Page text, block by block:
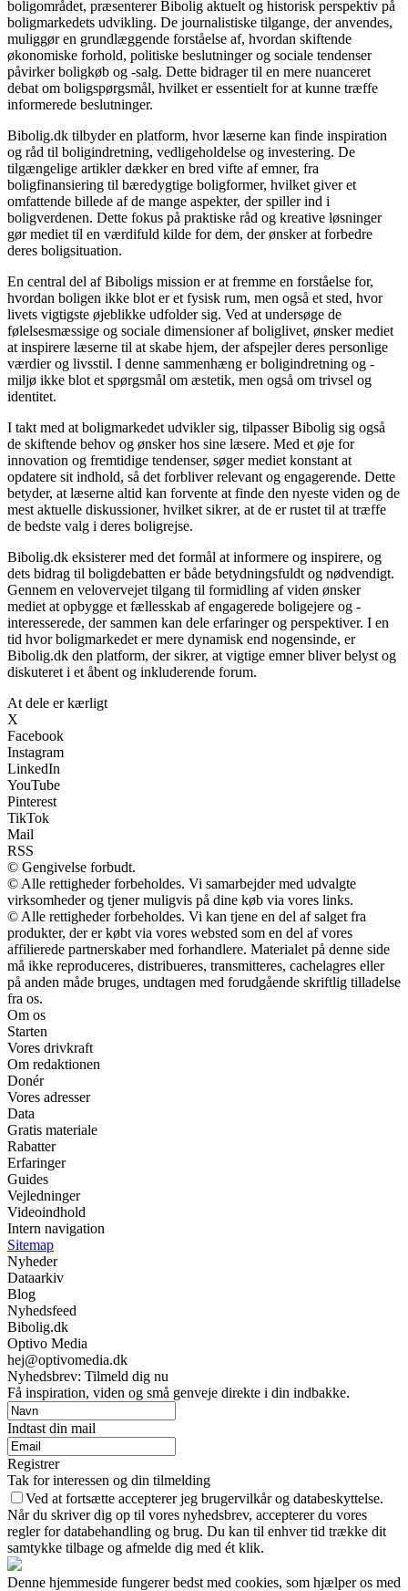
boligområdet, præsenterer Bibolig aktuelt og historisk perspektiv på
boligmarkedets udvikling. De journalistiske tilgange, der anvendes,
muliggør en grundlæggende forståelse af, hvordan skiftende
økonomiske forhold, politiske beslutninger og sociale tendenser
påvirker boligkøb og -salg. Dette bidrager til en mere nuanceret
debat om boligspørgsmål, hvilket er essentielt for at kunne træffe
informerede beslutninger.
Bibolig.dk tilbyder en platform, hvor læserne kan finde inspiration
og råd til boligindretning, vedligeholdelse og investering. De
tilgængelige artikler dækker en bred vifte af emner, fra
boligfinansiering til bæredygtige boligformer, hvilket giver et
omfattende billede af de mange aspekter, der spiller ind i
boligverdenen. Dette fokus på praktiske råd og kreative løsninger
gør mediet til en værdifuld kilde for dem, der ønsker at forbedre
deres boligsituation.
En central del af Biboligs mission er at fremme en forståelse for,
hvordan boligen ikke blot er et fysisk rum, men også et sted, hvor
livets vigtigste øjeblikke udfolder sig. Ved at undersøge de
følelsesmæssige og sociale dimensioner af boliglivet, ønsker mediet
at inspirere læserne til at skabe hjem, der afspejler deres personlige
værdier og livsstil. I denne sammenhæng er boligindretning og -
miljø ikke blot et spørgsmål om æstetik, men også om trivsel og
identitet.
I takt med at boligmarkedet udvikler sig, tilpasser Bibolig sig også
de skiftende behov og ønsker hos sine læsere. Med et øje for
innovation og fremtidige tendenser, søger mediet konstant at
opdatere sit indhold, så det forbliver relevant og engagerende. Dette
betyder, at læserne altid kan forvente at finde den nyeste viden og de
mest aktuelle diskussioner, hvilket sikrer, at de er rustet til at træffe
de bedste valg i deres boligrejse.
Bibolig.dk eksisterer med det formål at informere og inspirere, og
dets bidrag til boligdebatten er både betydningsfuldt og nødvendigt.
Gennem en velovervejet tilgang til formidling af viden ønsker
mediet at opbygge et fællesskab af engagerede boligejere og -
interesserede, der sammen kan dele erfaringer og perspektiver. I en
tid hvor boligmarkedet er mere dynamisk end nogensinde, er
Bibolig.dk den platform, der sikrer, at vigtige emner bliver belyst og
diskuteret i et åbent og inkluderende forum.
At dele er kærligt
X
Facebook
Instagram
LinkedIn
YouTube
Pinterest
TikTok
Mail
RSS
© Gengivelse forbudt.
© Alle rettigheder forbeholdes. Vi samarbejder med udvalgte
virksomheder og tjener muligvis på dine køb via vores links.
© Alle rettigheder forbeholdes. Vi kan tjene en del af salget fra
produkter, der er købt via vores websted som en del af vores
affilierede partnerskaber med forhandlere. Materialet på denne side
må ikke reproduceres, distribueres, transmitteres, cachelagres eller
på anden måde bruges, undtagen med forudgående skriftlig tilladelse
fra os.
Om os
Starten
Vores drivkraft
Om redaktionen
Donér
Vores adresser
Data
Gratis materiale
Rabatter
Erfaringer
Guides
Vejledninger
Videoindhold
Intern navigation
Sitemap
Nyheder
Dataarkiv
Blog
Nyhedsfeed
Bibolig.dk
Optivo Media
hej@optivomedia.dk
Nyhedsbrev: Tilmeld dig nu
Få inspiration, viden og små genveje direkte i din indbakke.
Indtast din mail
Registrer
Tak for interessen og din tilmelding
Ved at fortsætte accepterer jeg brugervilkår og databeskyttelse.
Når du skriver dig op til vores nyhedsbrev, accepterer du vores
regler for databehandling og brug. Du kan til enhver tid trække dit
samtykke tilbage og afmelde dig med ét klik.
Denne hjemmeside fungerer bedst med cookies, som hjælper os med